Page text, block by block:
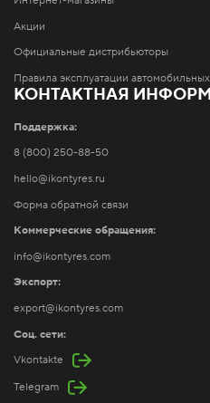
Акции
Официальные дистрибьюторы
Правила эксплуатации
КОНТАКТНАЯ
Поддержка:
8 (800) 250-88-50
hello@ikontyres.ru
Форма обратной связи
Коммерческие обращения:
info@ikontyres.com
Экспорт:
export@ikontyres.com
Соц. сети:
Vkontakte
Telegram